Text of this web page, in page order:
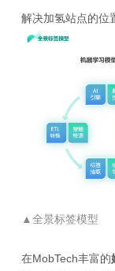
解决加氢站点的位
▲全景标签模型
在MobTech丰富的